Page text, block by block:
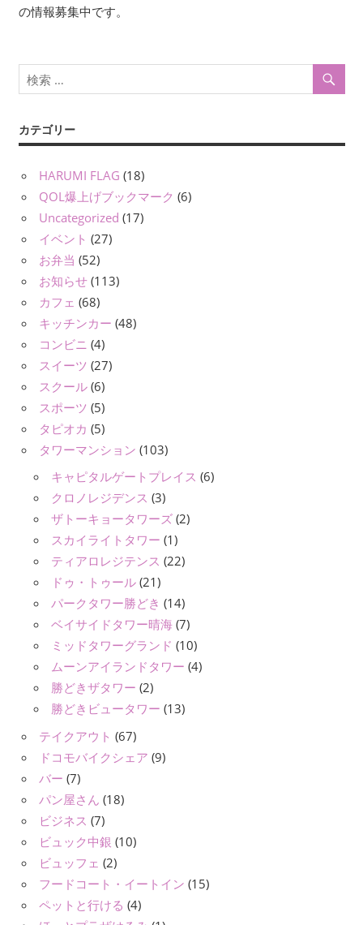
の情報募集中です。
カテゴリー
HARUMI FLAG (18)
QOL爆上げブックマーク (6)
Uncategorized (17)
イベント (27)
お弁当 (52)
お知らせ (113)
カフェ (68)
キッチンカー (48)
コンビニ (4)
スイーツ (27)
スクール (6)
スポーツ (5)
タピオカ (5)
タワーマンション (103)
キャピタルゲートプレイス (6)
クロノレジデンス (3)
ザトーキョータワーズ (2)
スカイライトタワー (1)
ティアロレジテンス (22)
ドゥ・トゥール (21)
パークタワー勝どき (14)
ベイサイドタワー晴海 (7)
ミッドタワーグランド (10)
ムーンアイランドタワー (4)
勝どきザタワー (2)
勝どきビュータワー (13)
テイクアウト (67)
ドコモバイクシェア (9)
バー (7)
パン屋さん (18)
ビジネス (7)
ビュック中銀 (10)
ビュッフェ (2)
フードコート・イートイン (15)
ペットと行ける (4)